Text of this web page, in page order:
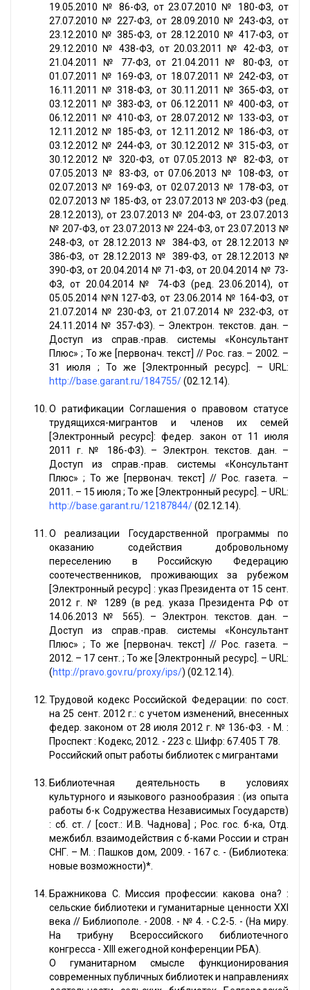
19.05.2010 № 86-ФЗ, от 23.07.2010 № 180-ФЗ, от
27.07.2010 № 227-ФЗ, от 28.09.2010 № 243-ФЗ, от
23.12.2010 № 385-ФЗ, от 28.12.2010 № 417-ФЗ, от
29.12.2010 № 438-ФЗ, от 20.03.2011 № 42-ФЗ, от
21.04.2011 № 77-ФЗ, от 21.04.2011 № 80-ФЗ, от
01.07.2011 № 169-ФЗ, от 18.07.2011 № 242-ФЗ, от
16.11.2011 № 318-ФЗ, от 30.11.2011 № 365-ФЗ, от
03.12.2011 № 383-ФЗ, от 06.12.2011 № 400-ФЗ, от
06.12.2011 № 410-ФЗ, от 28.07.2012 № 133-ФЗ, от
12.11.2012 № 185-ФЗ, от 12.11.2012 № 186-ФЗ, от
03.12.2012 № 244-ФЗ, от 30.12.2012 № 315-ФЗ, от
30.12.2012 № 320-ФЗ, от 07.05.2013 № 82-ФЗ, от
07.05.2013 № 83-ФЗ, от 07.06.2013 № 108-ФЗ, от
02.07.2013 № 169-ФЗ, от 02.07.2013 № 178-ФЗ, от
02.07.2013 № 185-ФЗ, от 23.07.2013 № 203-ФЗ (ред.
28.12.2013), от 23.07.2013 № 204-ФЗ, от 23.07.2013
№ 207-ФЗ, от 23.07.2013 № 224-ФЗ, от 23.07.2013 №
248-ФЗ, от 28.12.2013 № 384-ФЗ, от 28.12.2013 №
386-ФЗ, от 28.12.2013 № 389-ФЗ, от 28.12.2013 №
390-ФЗ, от 20.04.2014 № 71-ФЗ, от 20.04.2014 № 73-
ФЗ, от 20.04.2014 № 74-ФЗ (ред. 23.06.2014), от
05.05.2014 №N 127-ФЗ, от 23.06.2014 № 164-ФЗ, от
21.07.2014 № 230-ФЗ, от 21.07.2014 № 232-ФЗ, от
24.11.2014 № 357-ФЗ). – Электрон. текстов. дан. –
Доступ из справ.-прав. системы «Консультант
Плюс» ; То же [первонач. текст] // Рос. газ. – 2002. –
31 июля ; То же [Электронный ресурс]. – URL:
http://base.garant.ru/184755/(02.12.14).
О ратификации Соглашения о правовом статусе
трудящихся-мигрантов и членов их семей
[Электронный ресурс]: федер. закон от 11 июля
2011 г. № 186-ФЗ). – Электрон. текстов. дан. –
Доступ из справ.-прав. системы «Консультант
Плюс» ; То же [первонач. текст] // Рос. газета. –
2011. – 15 июля ; То же [Электронный ресурс]. – URL:
http://base.garant.ru/12187844/(02.12.14).
О реализации Государственной программы по
оказанию содействия добровольному
переселению в Российскую Федерацию
соотечественников, проживающих за рубежом
[Электронный ресурс] : указ Президента от 15 сент.
2012 г. № 1289 (в ред. указа Президента РФ от
14.06.2013 № 565). – Электрон. текстов. дан. –
Доступ из справ.-прав. системы «Консультант
Плюс» ; То же [первонач. текст] // Рос. газета. –
2012. – 17 сент. ; То же [Электронный ресурс]. – URL:
(http://pravo.gov.ru/proxy/ips/) (02.12.14).
Трудовой кодекс Российской Федерации: по сост.
на 25 сент. 2012 г.: с учетом изменений, внесенных
федер. законом от 28 июля 2012 г. № 136-ФЗ. - М. :
Проспект : Кодекс, 2012. - 223 с. Шифр: 67.405 Т 78.
Российский опыт работы библиотек с мигрантами
Библиотечная деятельность в условиях
культурного и языкового разнообразия : (из опыта
работы б-к Содружества Независимых Государств)
: сб. ст. / [сост.: И.В. Чаднова] ; Рос. гос. б-ка, Отд.
межбибл. взаимодействия с б-ками России и стран
СНГ. – М. : Пашков дом, 2009. - 167 с. - (Библиотека:
новые возможности)*.
Бражникова С. Миссия профессии: какова она? :
сельские библиотеки и гуманитарные ценности ХХI
века // Библиополе. - 2008. - № 4. - С.2-5. - (На миру.
На трибуну Всероссийского библиотечного
конгресса - ХIII ежегодной конференции РБА).
О гуманитарном смысле функционирования
современных публичных библиотек и направлениях